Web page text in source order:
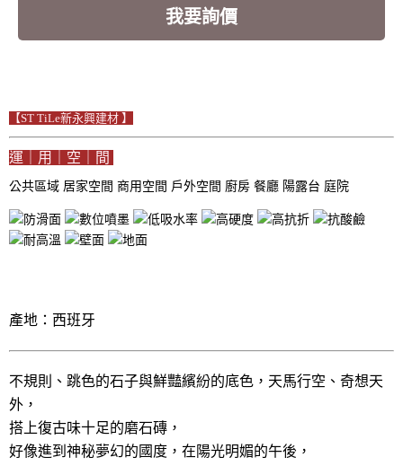
我要詢價
【ST TiLe新永興建材 】
運｜用｜空｜間
公共區域 居家空間 商用空間 戶外空間 廚房 餐廳 陽露台 庭院
產地：西班牙
不規則、跳色的石子與鮮豔繽紛的底色，天馬行空、奇想天
外，
搭上復古味十足的磨石磚，
好像進到神秘夢幻的國度，在陽光明媚的午後，